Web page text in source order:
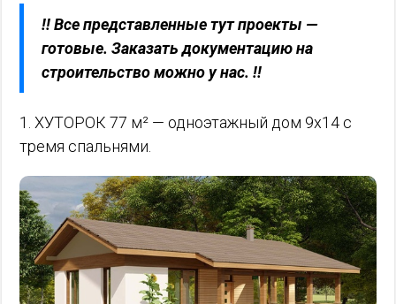
!! Все представленные тут проекты —
готовые. Заказать документацию на
строительство можно у нас. !!
1. ХУТОРОК 77 м² — одноэтажный дом 9х14 с
тремя спальнями.